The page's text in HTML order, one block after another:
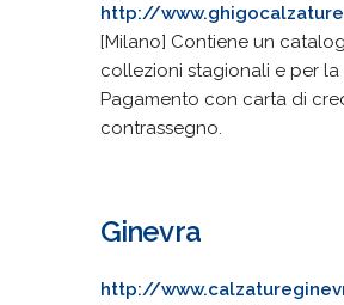
http://
[Milano] Contiene un
collezioni stagionali e per la
Pagamento con carta di
contrassegno.
Ginevra
http://